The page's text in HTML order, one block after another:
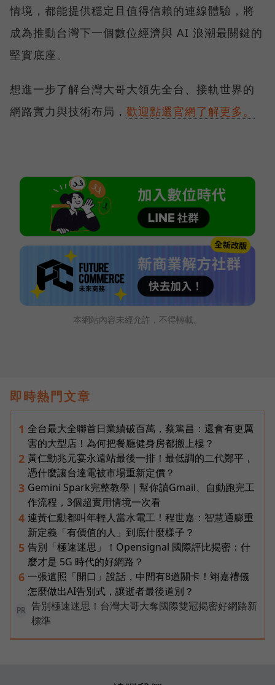
情境，都能提供穩定且值得信賴的連線體驗，將
成為推動台灣下一個數位經濟與 AI 浪潮最關鍵的
堅實底座。
想進一步了解台灣大哥大領先全台、接軌世界的
網路實力與技術布局， 歡迎點選官網了解更多。
本網站內容未經允許，不得轉載。
即時熱門文章
1 全台最大全聯首日業績破百萬，蔡篤昌：還會有更厲
害的大型店！為何把餐廳健身房都搬上樓？
2 黃仁勳兆元宴永遠站最後一排！最低調的二代鄭平，
憑什麼讓台達電被市場重新定價？
3 Gemini Spark完整教學｜幫你讀Gmail、自動跑完工
作流程，3個超實用情境一次看
4 連黃仁勳都叫年輕人當水電工！程世嘉：智慧通膨重
新定義「有價值的人」到底什麼樣子？
5 告別「極速迷思」！Opensignal 國際評比揭密：什
麼才是 5G 時代的好網路？
6 一張遺照「開口」說話，中間有8道關卡！翊嘉禮儀
怎麼做出AI告別式，讓逝者最後道別？
PR
告別極速迷思！台灣大哥大奪國際雙冠揭密好網路新
標準